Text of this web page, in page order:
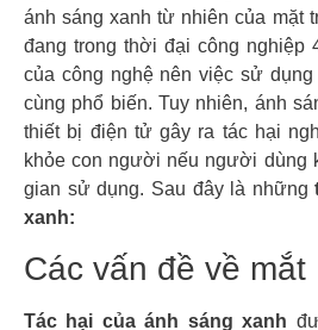
ánh sáng xanh từ nhiên của mặt
đang trong thời đại công nghiệp
của công nghệ nên việc sử
cùng phổ biến. Tuy nhiên, ánh
thiết bị điện tử gây ra tác hại
khỏe con người nếu người dùng
gian sử dụng. Sau đây là những
xanh:
Các vấn đề về mắt
Tác hại của ánh sáng xanh